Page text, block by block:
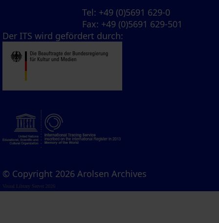
Tel: +49 (0)5691 629-0
Fax: +49 (0)5691 629-501
Der ITS wird gefördert durch:
© Copyright 2026 Arolsen Archives
Visual Library Server 2026